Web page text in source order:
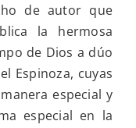
de autor que
la hermosa
de Dios a dúo
Espinoza, cuyas
especial y
especial en la